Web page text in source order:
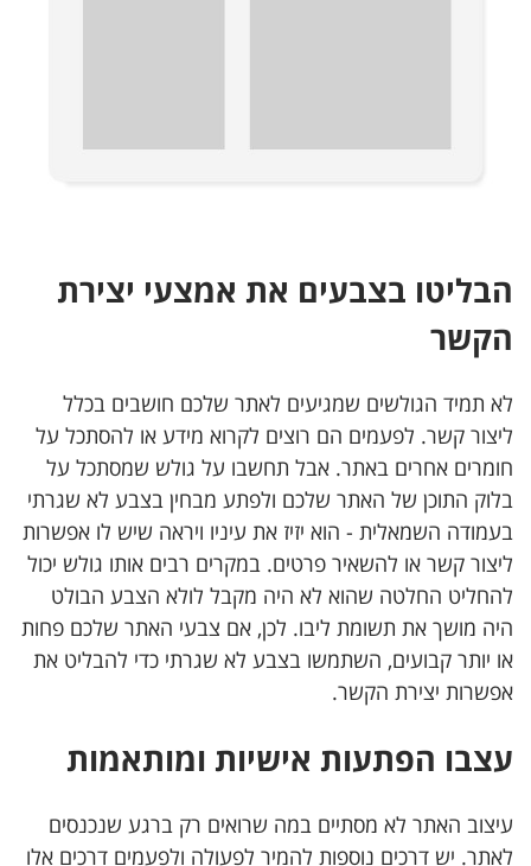
הבליטו בצבעים את אמצעי יצירת
הקשר
לא תמיד הגולשים שמגיעים לאתר שלכם חושבים בכלל
ליצור קשר. לפעמים הם רוצים לקרוא מידע או להסתכל על
חומרים אחרים באתר. אבל תחשבו על גולש שמסתכל על
בלוק התוכן של האתר שלכם ולפתע מבחין בצבע לא שגרתי
בעמודה השמאלית - הוא יזיז את עיניו ויראה שיש לו אפשרות
ליצור קשר או להשאיר פרטים. במקרים רבים אותו גולש יכול
להחליט החלטה שהוא לא היה מקבל לולא הצבע הבולט
היה מושך את תשומת ליבו. לכן, אם צבעי האתר שלכם פחות
או יותר קבועים, השתמשו בצבע לא שגרתי כדי להבליט את
אפשרות יצירת הקשר.
עצבו הפתעות אישיות ומותאמות
עיצוב האתר לא מסתיים במה שרואים רק ברגע שנכנסים
לאתר. יש דרכים נוספות להמיר לפעולה ולפעמים דרכים אלו